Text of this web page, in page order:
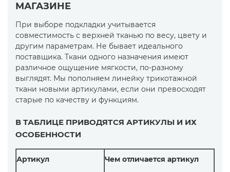
МАГАЗИНЕ
При выборе подкладки учитывается
совместимость с верхней тканью по весу, цвету и
другим параметрам. Не бывает идеального
поставщика. Ткани одного назначения имеют
различное ощущение мягкости, по-разному
выглядят. Мы пополняем линейку трикотажной
ткани новыми артикулами, если они превосходят
старые по качеству и функциям.
В ТАБЛИЦЕ ПРИВОДЯТСЯ АРТИКУЛЫ И ИХ
ОСОБЕННОСТИ
Артикул Чем отличается артикул